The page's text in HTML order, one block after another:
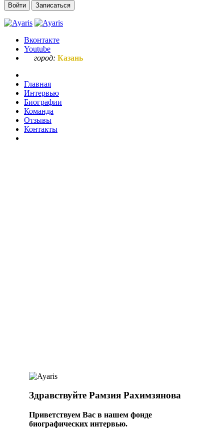
Войти
Записаться
Вконтакте
Youtube
город: Казань
Главная
Интервью
Биографии
Команда
Отзывы
Контакты
Здравствуйте Рамзия Рахимзянова
Приветствуем Вас в нашем фонде
биографических интервью.